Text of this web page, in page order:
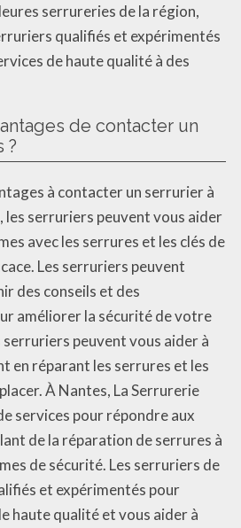
serrureries de la région,
qualifiés et expérimentés
de haute qualité à des
de contacter un
?
à contacter un serrurier à
les serruriers peuvent vous aider
avec les serrures et les clés de
Les serruriers peuvent
des conseils et des
améliorer la sécurité de votre
peuvent vous aider à
en réparant les serrures et les
À Nantes, La Serrurerie
services pour répondre aux
de la réparation de serrures à
de sécurité. Les serruriers de
et expérimentés pour
haute qualité et vous aider à